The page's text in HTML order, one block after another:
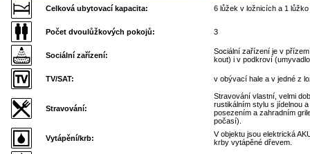
Celková ubytovací kapacita: 6 lůžek v ložnicích a 1
Počet dvoulůžkových pokojů: 3
Sociální zařízení:
Sociální zařízení je v
kout) i v podkroví
TV/SAT: v obývací hale a v jedné z
Stravování:
Stravování vlastní, velmi
rustikálním stylu s jídelnou
posezením a zahradním
počasí).
Vytápění/krb:
V objektu jsou elektrická
krby vytápěné dřevem.